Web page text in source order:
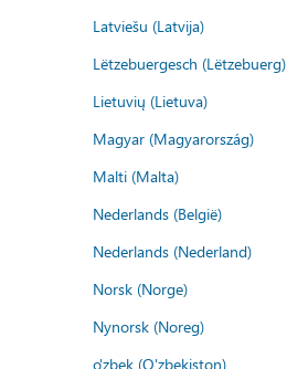
Latviešu (Latvija)
Lëtzebuergesch (Lëtzebuerg)
Lietuvių (Lietuva)
Magyar (Magyarország)
Malti (Malta)
Nederlands (België)
Nederlands (Nederland)
Norsk (Norge)
Nynorsk (Noreg)
o'zbek (O'zbekiston)